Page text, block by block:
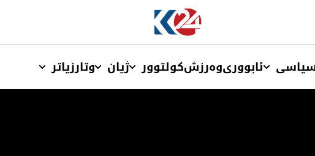
ئابووریوەرزشکولتوور ژیان وتارزیاتر